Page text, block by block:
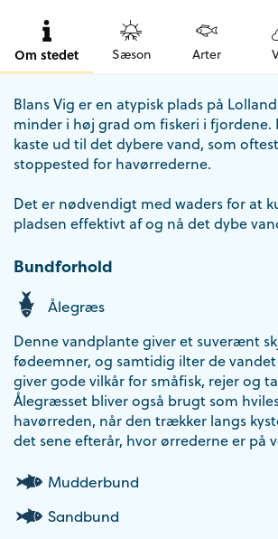
Om stedet Sæson Arter
Blans Vig er en atypisk plads på
minder i høj grad om fiskeri i
kaste ud til det dybere vand, som
stoppested for havørrederne.
Det er nødvendigt med waders for at
pladsen effektivt af og nå det dybe
Bundforhold
Ålegræs
Denne vandplante giver et suverænt
fødeemner, og samtidig ilter de
giver gode vilkår for småfisk, rejer og
Ålegræsset bliver også brugt som
havørreden, når den trækker langs
det sene efterår, hvor ørrederne er på
Mudderbund
Sandbund